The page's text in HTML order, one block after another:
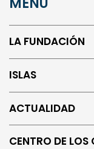
LA FUNDACIÓN
ISLAS
ACTUALIDAD
CENTRO DE LOS